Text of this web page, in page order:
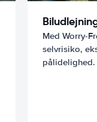
Med Worry-
selvrisiko,
pålidelighed.